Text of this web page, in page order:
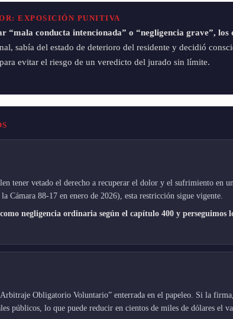
EXPOSICIÓN PUNITIVA
“mala conducta intencionada” o “negligencia grave”, los
sabía del estado de deterioro del residente y decidió
evitar el riesgo de un veredicto del jurado sin límite.
tener vetado el derecho a recuperar el dolor y el sufrimiento en
Cámara 88-17 en enero de 2026), esta restricción sigue vigente.
negligencia ordinaria según el capítulo 400 y
Obligatorio Voluntario” enterrada en el papeleo. Si la
públicos, lo que puede reducir en cientos de miles de dólares el